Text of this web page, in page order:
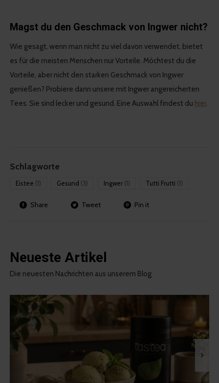
Magst du den Geschmack von Ingwer nicht?
Wie gesagt, wenn man nicht zu viel davon verwendet, bietet
es für die meisten Menschen nur Vorteile. Möchtest du die
Vorteile, aber nicht den starken Geschmack von Ingwer
genießen? Probiere dann unsere mit Ingwer angereicherten
Tees. Sie sind lecker und gesund. Eine Auswahl findest du hier.
Schlagworte
Eistee (1) Gesund (3) Ingwer (1) Tutti Frutti (1)
Share Tweet Pin it
Neueste Artikel
Die neuesten Nachrichten aus unserem Blog